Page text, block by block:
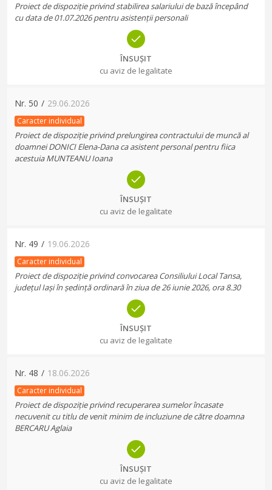
Proiect de dispoziție privind stabilirea salariului de bază începând
cu data de 01.07.2026 pentru asistenții personali
ÎNSUȘIT
cu aviz de legalitate
Nr. 50 / 29.06.2026
Caracter individual
Proiect de dispoziție privind prelungirea contractului de muncă al
doamnei DONICI Elena-Dana ca asistent personal pentru fiica
acestuia MUNTEANU Ioana
ÎNSUȘIT
cu aviz de legalitate
Nr. 49 / 19.06.2026
Caracter individual
Proiect de dispoziție privind convocarea Consiliului Local Tansa,
județul Iași în ședință ordinară în ziua de 26 iunie 2026, ora 8.30
ÎNSUȘIT
cu aviz de legalitate
Nr. 48 / 18.06.2026
Caracter individual
Proiect de dispoziție privind recuperarea sumelor încasate
necuvenit cu titlu de venit minim de incluziune de către doamna
BERCARU Aglaia
ÎNSUȘIT
cu aviz de legalitate